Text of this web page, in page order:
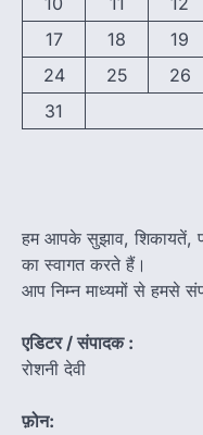
17
18 19
24
25 26
31
हम आपके सुझाव, शिकायतें,
का स्वागत करते हैं।
आप निम्न माध्यमों से हमसे
एडिटर / संपादक :
रोशनी देवी
फ़ोन: